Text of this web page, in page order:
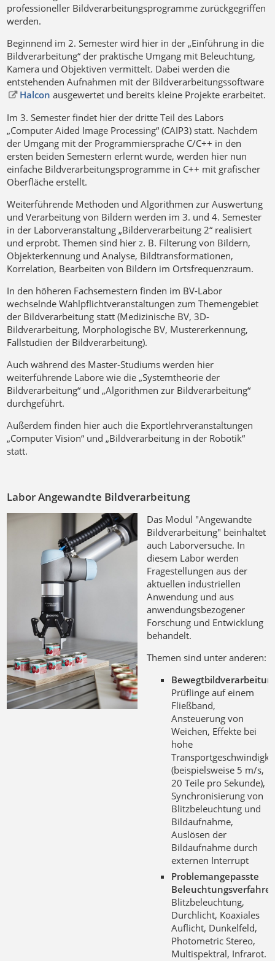
professioneller Bildverarbeitungsprogramme zurückgegriffen
werden.
Beginnend im 2. Semester wird hier in der „Einführung in die
Bildverarbeitung“ der praktische Umgang mit Beleuchtung,
Kamera und Objektiven vermittelt. Dabei werden die
entstehenden Aufnahmen mit der Bildverarbeitungssoftware
Halcon ausgewertet und bereits kleine Projekte erarbeitet.
Im 3. Semester findet hier der dritte Teil des Labors
„Computer Aided Image Processing“ (CAIP3) statt. Nachdem
der Umgang mit der Programmiersprache C/C++ in den
ersten beiden Semestern erlernt wurde, werden hier nun
einfache Bildverarbeitungsprogramme in C++ mit grafischer
Oberfläche erstellt.
Weiterführende Methoden und Algorithmen zur Auswertung
und Verarbeitung von Bildern werden im 3. und 4. Semester
in der Laborveranstaltung „Bilderverarbeitung 2“ realisiert
und erprobt. Themen sind hier z. B. Filterung von Bildern,
Objekterkennung und Analyse, Bildtransformationen,
Korrelation, Bearbeiten von Bildern im Ortsfrequenzraum.
In den höheren Fachsemestern finden im BV-Labor
wechselnde Wahlpflichtveranstaltungen zum Themengebiet
der Bildverarbeitung statt (Medizinische BV, 3D-
Bildverarbeitung, Morphologische BV, Mustererkennung,
Fallstudien der Bildverarbeitung).
Auch während des Master-Studiums werden hier
weiterführende Labore wie die „Systemtheorie der
Bildverarbeitung“ und „Algorithmen zur Bildverarbeitung“
durchgeführt.
Außerdem finden hier auch die Exportlehrveranstaltungen
„Computer Vision“ und „Bildverarbeitung in der Robotik“
statt.
Labor Angewandte Bildverarbeitung
Das Modul "Angewandte
Bildverarbeitung" beinhaltet
auch Laborversuche. In
diesem Labor werden
Fragestellungen aus der
aktuellen industriellen
Anwendung und aus
anwendungsbezogener
Forschung und Entwicklung
behandelt.
Themen sind unter anderen:
Prüflinge auf einem
Fließband,
Ansteuerung von
Weichen, Effekte bei
hohe
(beispielsweise 5 m/s,
20 Teile pro Sekunde),
Synchronisierung von
Blitzbeleuchtung und
Bildaufnahme,
Auslösen der
Bildaufnahme durch
externen Interrupt
Problemangepasste
Blitzbeleuchtung,
Durchlicht, Koaxiales
Auflicht, Dunkelfeld,
Photometric Stereo,
Multispektral, Infrarot.